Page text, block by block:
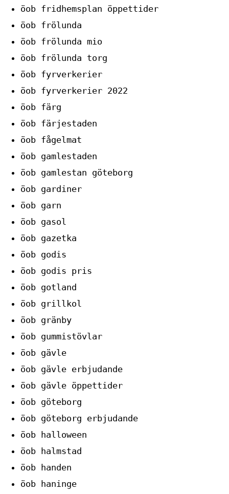
öob fridhemsplan öppettider
öob frölunda
öob frölunda mio
öob frölunda torg
öob fyrverkerier
öob fyrverkerier 2022
öob färg
öob färjestaden
öob fågelmat
öob gamlestaden
öob gamlestan göteborg
öob gardiner
öob garn
öob gasol
öob gazetka
öob godis
öob godis pris
öob gotland
öob grillkol
öob gränby
öob gummistövlar
öob gävle
öob gävle erbjudande
öob gävle öppettider
öob göteborg
öob göteborg erbjudande
öob halloween
öob halmstad
öob handen
öob haninge